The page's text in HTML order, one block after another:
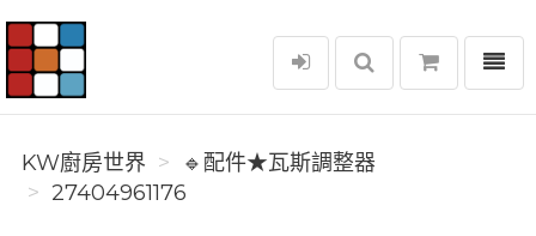
KW廚房世界
選單
KW廚房世界
🔹配件★瓦斯調整器
27404961176